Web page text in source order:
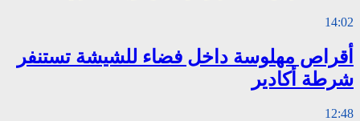
14:02
أقراص مهلوسة داخل فضاء للشيشة تستنفر
شرطة أكادير
12:48